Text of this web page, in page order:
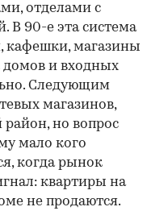
отделами с
В 90-е эта система
кафешки, магазины
и входных
Следующим
магазинов,
но вопрос
мало кого
когда рынок
квартиры на
не продаются.